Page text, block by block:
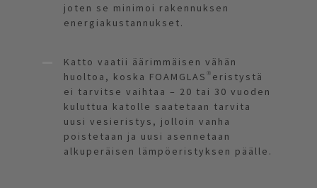
joten se minimoi rakennuksen
energiakustannukset.
Katto vaatii äärimmäisen vähän
huoltoa, koska FOAMGLAS®eristystä
ei tarvitse vaihtaa – 20 tai 30 vuoden
kuluttua katolle saatetaan tarvita
uusi vesieristys, jolloin vanha
poistetaan ja uusi asennetaan
alkuperäisen lämpöeristyksen päälle.